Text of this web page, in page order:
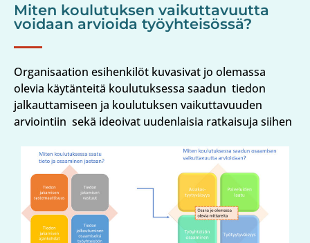
Miten koulutuksen vaikuttavuutta
voidaan arvioida työyhteisössä?
Organisaation esihenkilöt kuvasivat jo olemassa
olevia käytänteitä koulutuksessa saadun tiedon
jalkauttamiseen ja koulutuksen vaikuttavuuden
arviointiin sekä ideoivat uudenlaisia ratkaisuja siihen